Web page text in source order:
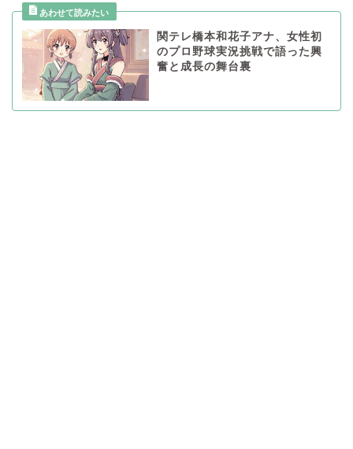
関テレ橋本和花子アナ、女性初
のプロ野球実況挑戦で語った興
奮と成長の舞台裏